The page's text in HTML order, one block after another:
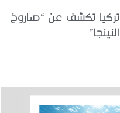
تركيا تكشف عن “صاروخ
النينجا”